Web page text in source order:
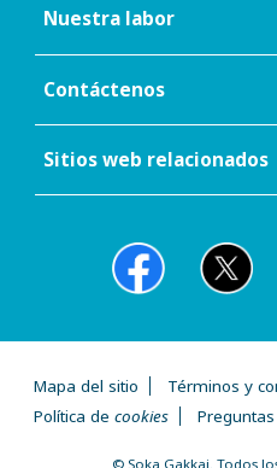
Nuestra labor
Contáctenos
Sitios web relacionados
Mapa del sitio
Términos y
Política de cookies
© Soka Gakkai. Todos